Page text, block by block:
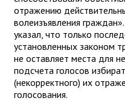
отражению
волеизъявления
указал, что только
установленных законом
не оставляет места для
подсчета голосов
(некорректного) их
голосования.